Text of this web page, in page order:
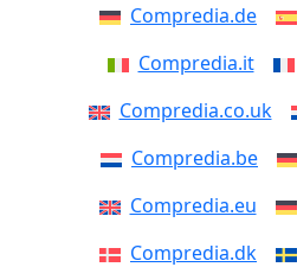
Compredia.de
Compredia.it
Compredia.co.uk
Compredia.be
Compredia.eu
Compredia.dk